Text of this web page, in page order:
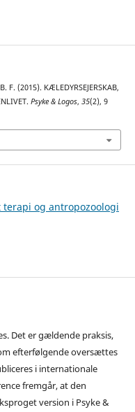
(2015). KÆLEDYRSEJERSKAB,
Psyke & Logos, 35(2), 9
terapi og antropozoologi
Det er gældende praksis,
efterfølgende oversættes
i internationale
fremgår, at den
version i Psyke &